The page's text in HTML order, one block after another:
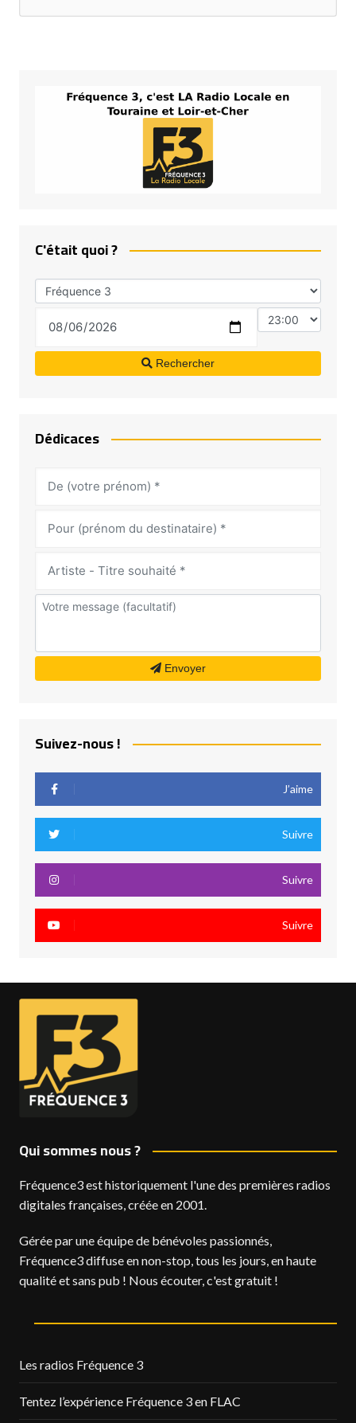
C'était quoi ?
Rechercher
Dédicaces
Envoyer
Suivez-nous !
J’aime
Suivre
Suivre
Suivre
Qui sommes nous ?
Fréquence3 est historiquement l'une des premières radios
digitales françaises, créée en 2001.
Gérée par une équipe de bénévoles passionnés,
Fréquence3 diffuse en non-stop, tous les jours, en haute
qualité et sans pub ! Nous écouter, c'est gratuit !
Les radios Fréquence 3
Tentez l’expérience Fréquence 3 en FLAC